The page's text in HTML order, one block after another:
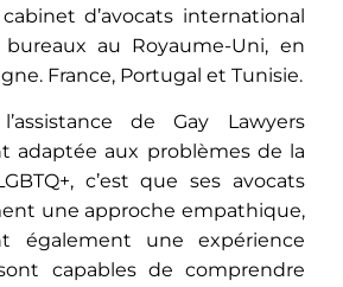
Lawyers fournit des
juridiques à la
LGBTQ+ depuis
plus de 10 ans.
d’avocats international
au Royaume-Uni, en
France, Portugal et Tunisie.
de Gay Lawyers
adaptée aux problèmes de la
c’est que ses avocats
une approche empathique,
également une expérience
capables de comprendre